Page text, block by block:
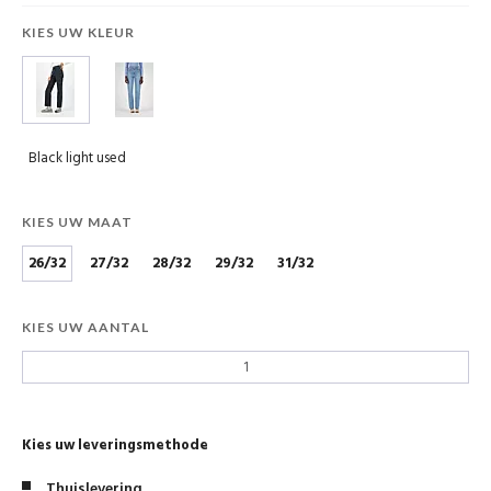
KIES UW KLEUR
Black light used
KIES UW MAAT
26/32 27/32 28/32 29/32 31/32
KIES UW AANTAL
Kies uw leveringsmethode